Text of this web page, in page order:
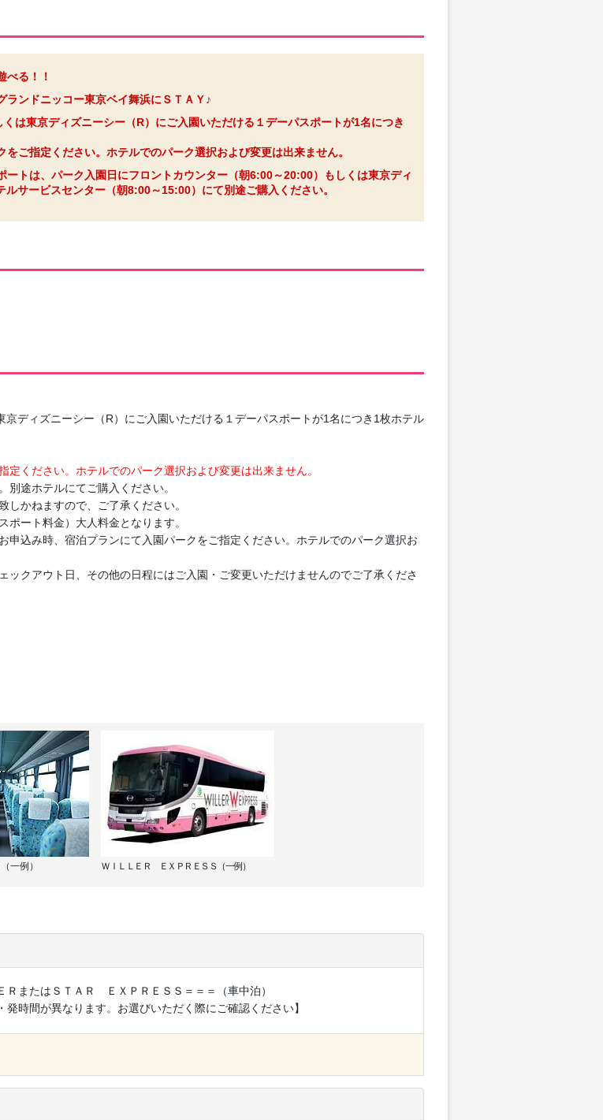
べる！！
ンドニッコー東京ベイ舞浜にＳＴＡＹ♪
は東京ディズニーシー（R）にご入園いただける１デーパスポートが1名につき
ご指定ください。ホテルでのパーク選択および変更は出来ません。
トは、パーク入園日にフロントカウンター（朝6:00～20:00）もしくは東京ディ
サービスセンター（朝8:00～15:00）にて別途ご購入ください。
ディズニーシー（R）にご入園いただける１デーパスポートが1名につき1枚ホテル
ください。ホテルでのパーク選択および変更は出来ません。
途ホテルにてご購入ください。
かねますので、ご了承ください。
ート料金）大人料金となります。
込み時、宿泊プランにて入園パークをご指定ください。ホテルでのパーク選択お
クアウト日、その他の日程にはご入園・ご変更いただけませんのでご了承くださ
一例） ＷＩＬＬＥＲ ＥＸＰＲＥＳＳ（一例）
ＲまたはＳＴＡＲ ＥＸＰＲＥＳＳ＝＝＝（車中泊）
発時間が異なります。お選びいただく際にご確認ください】